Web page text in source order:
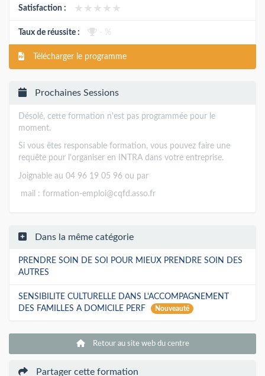
Satisfaction : ★★★★★
★★★★★
Taux de réussite : - %
Télécharger le programme
Prochaines Sessions
Désolé, cette formation n'est pas programmée pour le
moment.
Si vous êtes responsable formation, vous pouvez faire une
requête pour l'organiser en INTRA dans votre entreprise.
Joignable au 04 96 19 05 96 ou par
mail : formation-emploi@cqfd.asso.fr
Dans la même catégorie
PRENDRE SOIN DE SOI POUR MIEUX PRENDRE SOIN DES
AUTRES
SENSIBILITE CULTURELLE DANS L'ACCOMPAGNEMENT
DES FAMILLES A DOMICILE PERF
Nouveauté
Retour au site web du centre
Partager cette formation